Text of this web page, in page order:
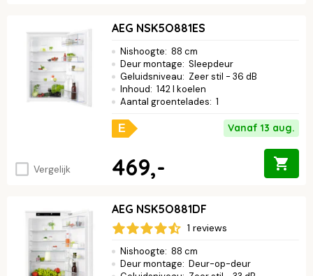
Vergelijk
AEG NSK5O881ES
Nishoogte: 88 cm
Deur montage: Sleepdeur
Geluidsniveau: Zeer stil - 36 dB
Inhoud: 142 l koelen
Aantal groentelades: 1
E Vanaf 13 aug.
469,-
AEG NSK5O881DF
1 reviews
Nishoogte: 88 cm
Deur montage: Deur-op-deur